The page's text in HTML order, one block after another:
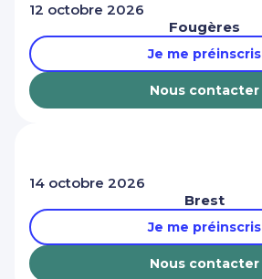
12 octobre 2026
Fougères
Je me préinscris
Nous contacter
14 octobre 2026
Brest
Je me préinscris
Nous contacter